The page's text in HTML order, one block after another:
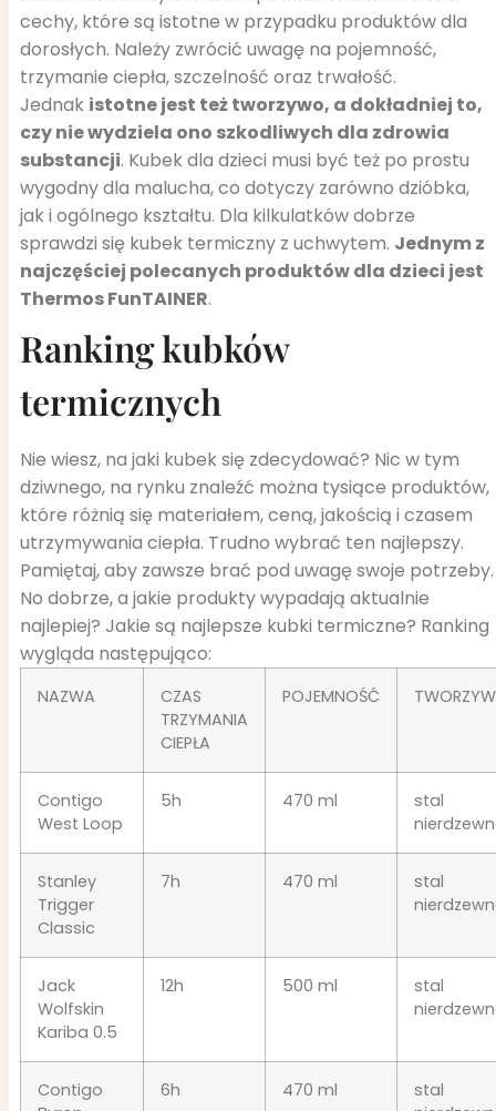
cechy, które są istotne w przypadku produktów dla
dorosłych. Należy zwrócić uwagę na pojemność,
trzymanie ciepła, szczelność oraz trwałość.
Jednak istotne jest też tworzywo, a dokładniej to,
czy nie wydziela ono szkodliwych dla zdrowia
substancji. Kubek dla dzieci musi być też po prostu
wygodny dla malucha, co dotyczy zarówno dzióbka,
jak i ogólnego kształtu. Dla kilkulatków dobrze
sprawdzi się kubek termiczny z uchwytem. Jednym z
najczęściej polecanych produktów dla dzieci jest
Thermos FunTAINER.
Ranking kubków
termicznych
Nie wiesz, na jaki kubek się zdecydować? Nic w tym
dziwnego, na rynku znaleźć można tysiące produktów,
które różnią się materiałem, ceną, jakością i czasem
utrzymywania ciepła. Trudno wybrać ten najlepszy.
Pamiętaj, aby zawsze brać pod uwagę swoje potrzeby.
No dobrze, a jakie produkty wypadają aktualnie
najlepiej? Jakie są najlepsze kubki termiczne? Ranking
wygląda następująco:
NAZWA
CZAS
TRZYMANIA
CIEPŁA
POJEMNOŚĆ
Contigo
West Loop
5h 470 ml
stal
Stanley
Trigger
Classic
7h 470 ml
stal
Jack
Wolfskin
Kariba 0.5
12h 500 ml
stal
Contigo
6h 470 ml
stal